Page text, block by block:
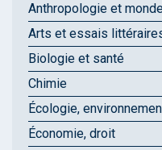
Anthropologie et
Arts et essais
Biologie et santé
Chimie
Écologie,
Économie, droit